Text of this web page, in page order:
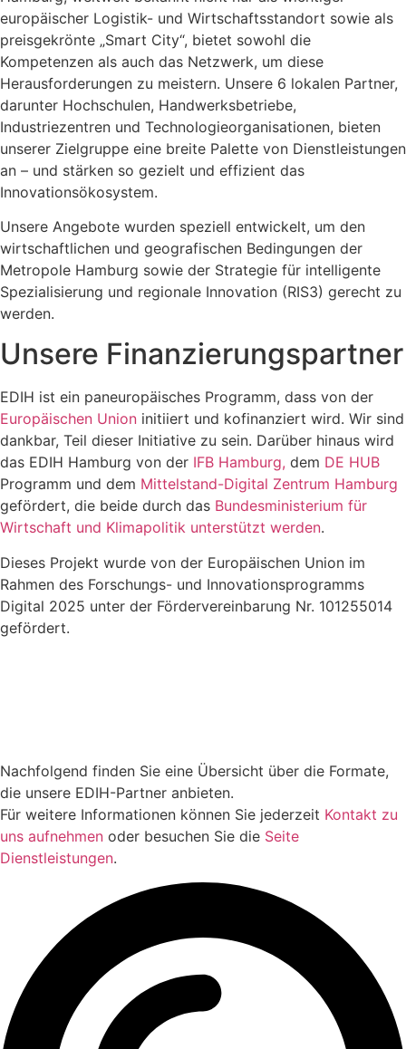
europäischer Logistik- und Wirtschaftsstandort sowie als
preisgekrönte „Smart City“, bietet sowohl die
Kompetenzen als auch das Netzwerk, um diese
Herausforderungen zu meistern. Unsere 6 lokalen Partner,
darunter Hochschulen, Handwerksbetriebe,
Industriezentren und Technologieorganisationen, bieten
unserer Zielgruppe eine breite Palette von Dienstleistungen
an – und stärken so gezielt und effizient das
Innovationsökosystem.
Unsere Angebote wurden speziell entwickelt, um den
wirtschaftlichen und geografischen Bedingungen der
Metropole Hamburg sowie der Strategie für intelligente
Spezialisierung und regionale Innovation (RIS3) gerecht zu
werden.
Unsere Finanzierungspartner
EDIH ist ein paneuropäisches Programm, dass von der
Europäischen Union initiiert und kofinanziert wird. Wir sind
dankbar, Teil dieser Initiative zu sein. Darüber hinaus wird
das EDIH Hamburg von der IFB Hamburg, dem DE HUB
Programm und dem Mittelstand-Digital Zentrum Hamburg
gefördert, die beide durch das Bundesministerium für
Wirtschaft und Klimapolitik unterstützt werden.
Dieses Projekt wurde von der Europäischen Union im
Rahmen des Forschungs- und Innovationsprogramms
Digital 2025 unter der Fördervereinbarung Nr. 101255014
gefördert.
Nachfolgend finden Sie eine Übersicht über die Formate,
die unsere EDIH-Partner anbieten.
Für weitere Informationen können Sie jederzeit Kontakt zu
uns aufnehmen oder besuchen Sie die Seite
Dienstleistungen.